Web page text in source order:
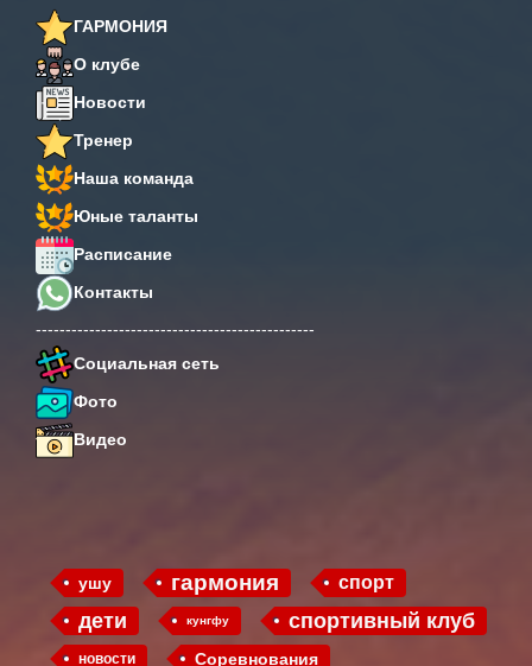
ГАРМОНИЯ
О клубе
Новости
Тренер
Наша команда
Юные таланты
Расписание
Контакты
-----------------------------------------------
Социальная сеть
Фото
Видео
ушу гармония спорт
дети кунгфу спортивный клуб
новости Соревнования